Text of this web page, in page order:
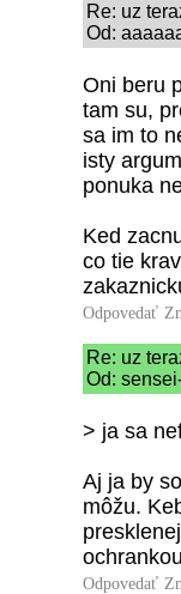
Re: uz
Od:
Oni beru
tam su,
sa im to
isty
ponuka
Ked
co tie
Odpovedať
Re: uz
Od:
> ja sa
Aj ja by
môžu.
Odpovedať